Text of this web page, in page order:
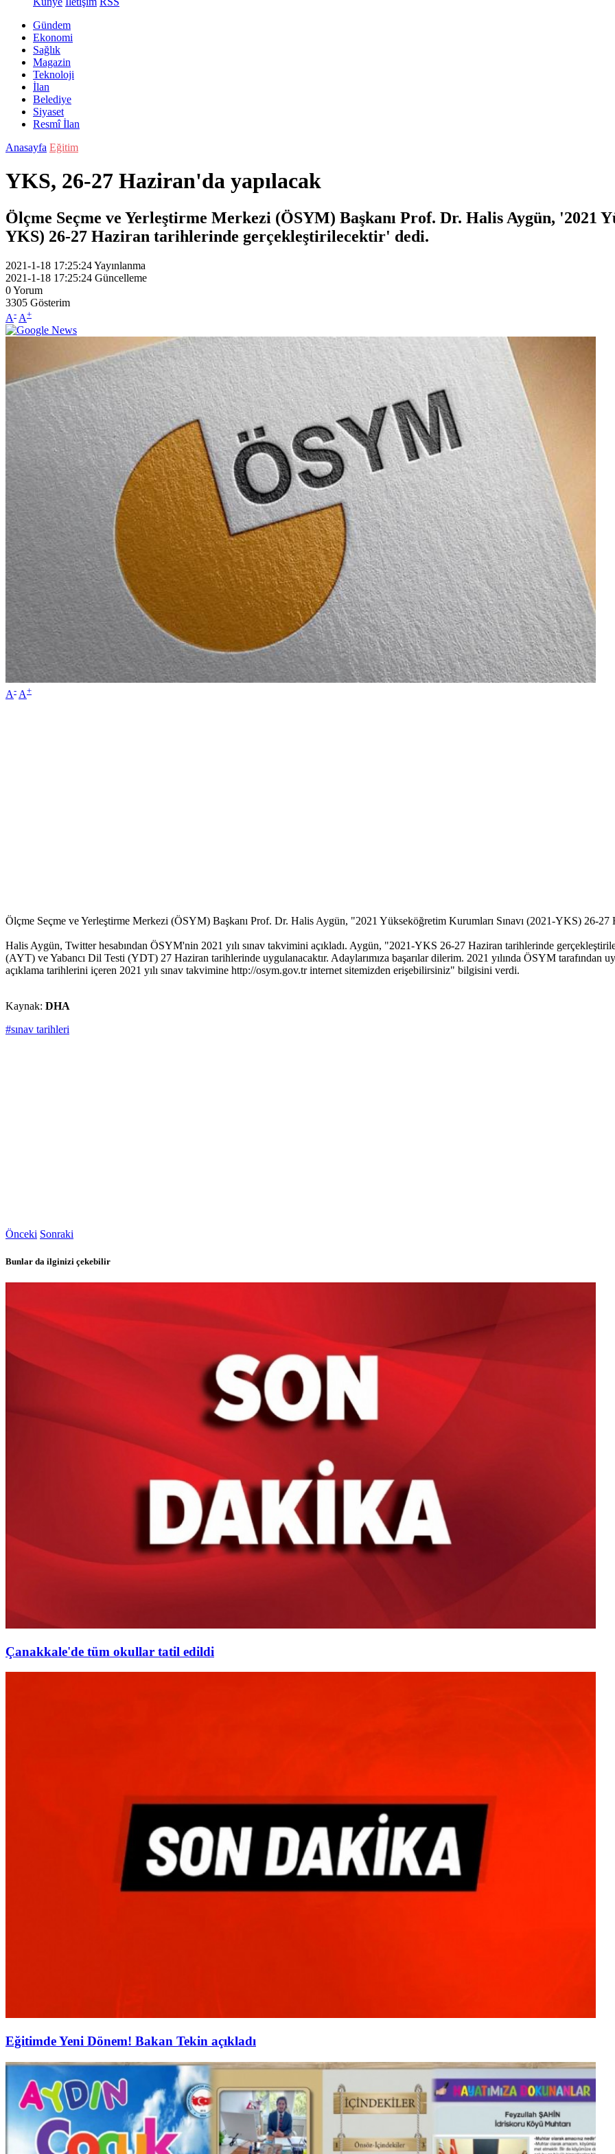
Gündem
Ekonomi
Sağlık
Magazin
Teknoloji
İlan
Belediye
Siyaset
Resmî İlan
Anasayfa Eğitim
YKS, 26-27 Haziran'da yapılacak
Ölçme Seçme ve Yerleştirme Merkezi (ÖSYM) Başkanı Prof. Dr. Halis Aygün, '2021
YKS) 26-27 Haziran tarihlerinde gerçekleştirilecektir' dedi.
2021-1-18 17:25:24Yayınlanma
2021-1-18 17:25:24 Güncelleme
0Yorum
3305 Gösterim
A- A+
A- A+
Ölçme Seçme ve Yerleştirme Merkezi (ÖSYM) Başkanı Prof. Dr. Halis Aygün, "2021 Yükseköğretim Kurumları Sınavı (2021-YKS) 26-
Halis Aygün, Twitter hesabından ÖSYM'nin 2021 yılı sınav takvimini açıkladı. Aygün, "2021-YKS 26-27 Haziran tarihlerinde
(AYT) ve Yabancı Dil Testi (YDT) 27 Haziran tarihlerinde uygulanacaktır. Adaylarımıza başarılar dilerim. 2021 yılında ÖSYM tarafından
açıklama tarihlerini içeren 2021 yılı sınav takvimine http://osym.gov.tr internet sitemizden erişebilirsiniz" bilgisini verdi.
Kaynak: DHA
#sınav tarihleri
Önceki Sonraki
Bunlar da ilginizi çekebilir
Çanakkale'de tüm okullar tatil edildi
Eğitimde Yeni Dönem! Bakan Tekin açıkladı